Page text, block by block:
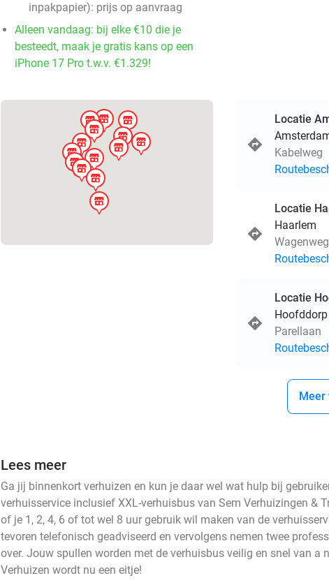
inpakpapier): prijs op aanvraag
Alleen vandaag: bij elke €10 die je
besteedt, maak je gratis kans op een
iPhone 17 Pro t.w.v. €1.329!
store
store
store
store
store
store store
store store
store
store
store
store
store
Locatie
Kabelweg
Locatie
Haarlem
Wagenweg
Locatie
Hoofddorp
Parellaan
Meer
Lees meer
Ga jij binnenkort verhuizen en kun je daar wel wat hulp bij
verhuisservice inclusief XXL-verhuisbus van Sem Verhuizingen &
of je 1, 2, 4, 6 of tot wel 8 uur gebruik wil maken van de
tevoren telefonisch geadviseerd en vervolgens nemen twee
over. Jouw spullen worden met de verhuisbus veilig en snel van a
Verhuizen wordt nu een eitje!